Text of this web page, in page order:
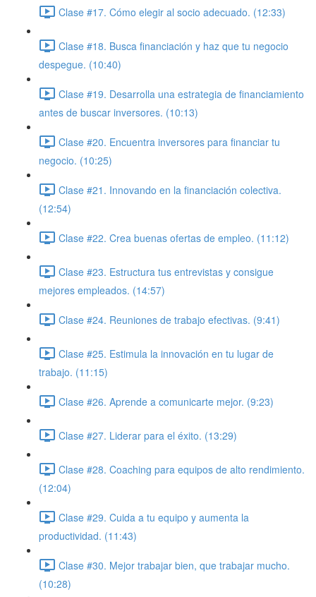
Clase #17. Cómo elegir al socio adecuado. (12:33)
Clase #18. Busca financiación y haz que tu negocio
despegue. (10:40)
Clase #19. Desarrolla una estrategia de financiamiento
antes de buscar inversores. (10:13)
Clase #20. Encuentra inversores para financiar tu
negocio. (10:25)
Clase #21. Innovando en la financiación colectiva.
(12:54)
Clase #22. Crea buenas ofertas de empleo. (11:12)
Clase #23. Estructura tus entrevistas y consigue
mejores empleados. (14:57)
Clase #24. Reuniones de trabajo efectivas. (9:41)
Clase #25. Estimula la innovación en tu lugar de
trabajo. (11:15)
Clase #26. Aprende a comunicarte mejor. (9:23)
Clase #27. Liderar para el éxito. (13:29)
Clase #28. Coaching para equipos de alto rendimiento.
(12:04)
Clase #29. Cuida a tu equipo y aumenta la
productividad. (11:43)
Clase #30. Mejor trabajar bien, que trabajar mucho.
(10:28)